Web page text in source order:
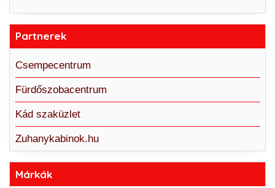
Partnerek
Csempecentrum
Fürdőszobacentrum
Kád szaküzlet
Zuhanykabinok.hu
Márkák